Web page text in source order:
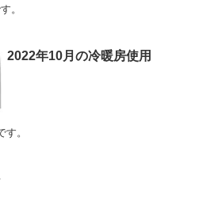
。
2022年10月の冷暖房使用
。